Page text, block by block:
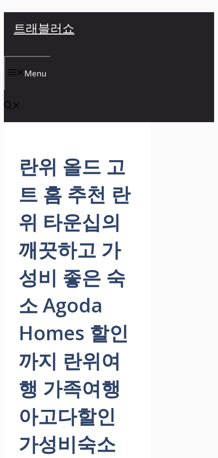
너
뛰
기
트래블러쇼
Menu
란위 올드 고
트 홈 추천 란
위 타운십의
깨끗하고 가
성비 좋은 숙
소 Agoda
Homes 할인
까지 란위여
행 가족여행
아고다할인
가성비숙소